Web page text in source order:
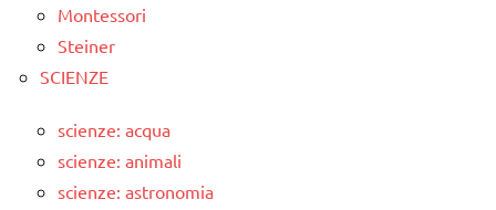
Montessori
Steiner
SCIENZE
scienze: acqua
scienze: animali
scienze: astronomia